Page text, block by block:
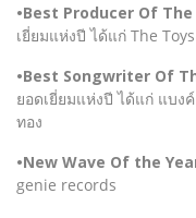
•Best Producer Of The
เยี่ยมแห่งปี ได้แก่ The
•Best Songwriter Of
ยอดเยี่ยมแห่งปี ได้แก่ แบ
ทอง
•New Wave Of the
genie records